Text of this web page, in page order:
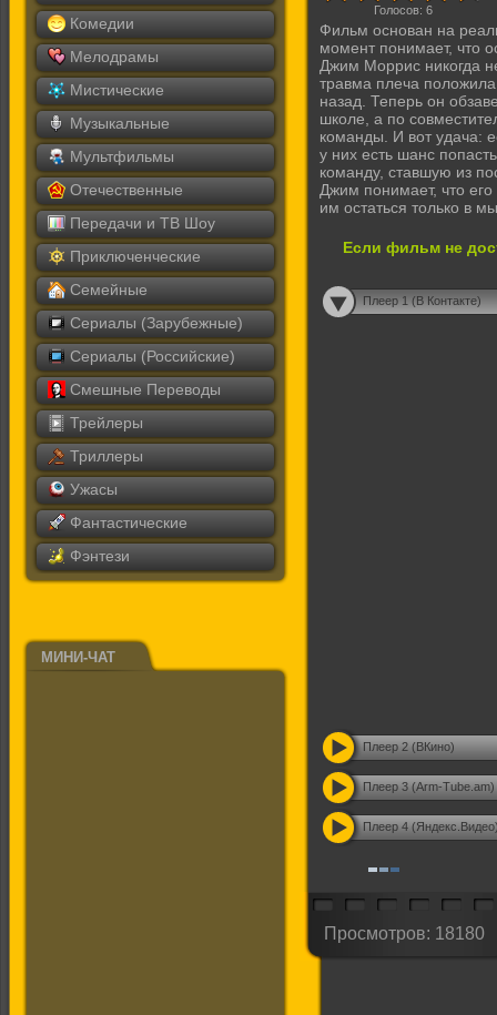
Комедии
Мелодрамы
Мистические
Музыкальные
Мультфильмы
Отечественные
Передачи и ТВ Шоу
Приключенческие
Семейные
Сериалы (Зарубежные)
Сериалы (Российские)
Смешные Переводы
Трейлеры
Триллеры
Ужасы
Фантастические
Фэнтези
МИНИ-ЧАТ
Голосов: 6
Фильм основан на
момент понимает, что
Джим Моррис никогда
травма плеча положила
назад. Теперь он
школе, а по
команды. И вот удача:
у них есть шанс
команду, ставшую из
Джим понимает, что
им остаться только в
Если фильм не
Плеер 1 (В Контакте)
Плеер 2 (ВКино)
Плеер 3 (Arm-Tube.am)
Плеер 4
Просмотров: 18180